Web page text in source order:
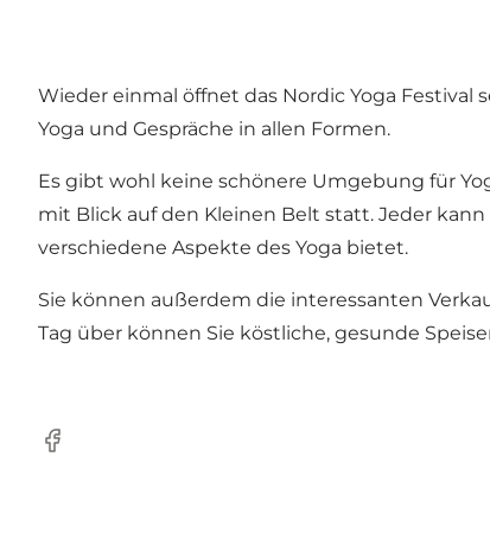
Wieder einmal öffnet das Nordic Yoga
Yoga und Gespräche in allen Formen.
Es gibt wohl keine schönere Umgebung für
mit Blick auf den Kleinen Belt statt. Jeder
verschiedene Aspekte des Yoga bietet.
Sie können außerdem die interessanten
Tag über können Sie köstliche, gesunde
Facebook